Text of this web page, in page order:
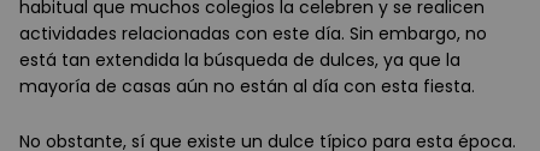
habitual que muchos colegios la celebren y se realicen
actividades relacionadas con este día. Sin embargo, no
está tan extendida la búsqueda de dulces, ya que la
mayoría de casas aún no están al día con esta fiesta.
No obstante, sí que existe un dulce típico para esta época.